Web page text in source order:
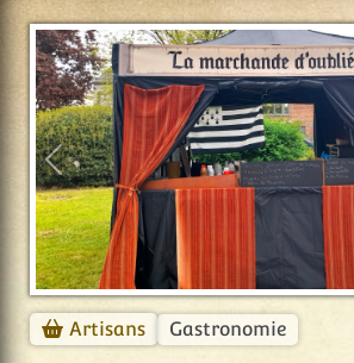
Précédent
Artisans Gastronomie